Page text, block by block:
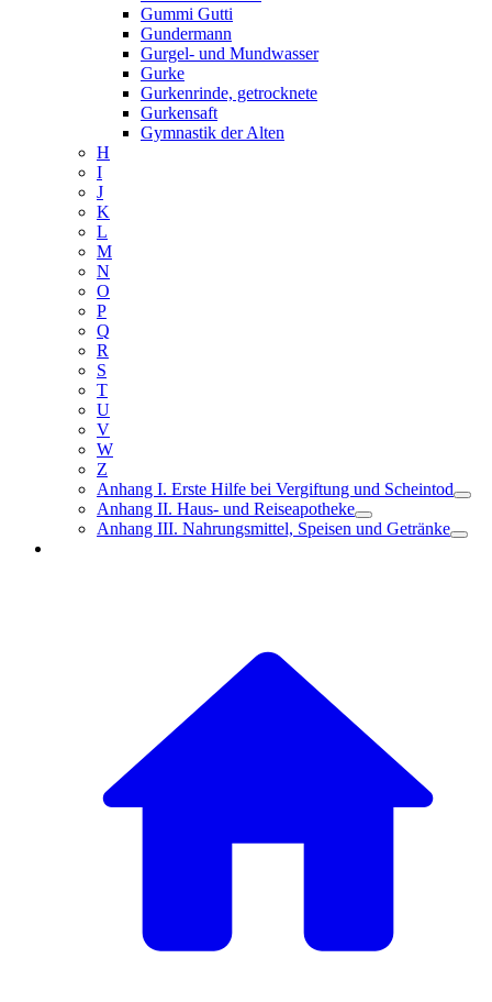
Gummi Gutti
Gundermann
Gurgel- und Mundwasser
Gurke
Gurkenrinde, getrocknete
Gurkensaft
Gymnastik der Alten
H
I
J
K
L
M
N
O
P
Q
R
S
T
U
V
W
Z
Anhang I. Erste Hilfe bei Vergiftung und Scheintod
Anhang II. Haus- und Reiseapotheke
Anhang III. Nahrungsmittel, Speisen und Getränke